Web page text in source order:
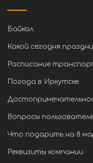
Байкал
Какой сегодня
Расписание
Погода в Иркутске
Вопросы
Что подарить на 8
Реквизиты компании